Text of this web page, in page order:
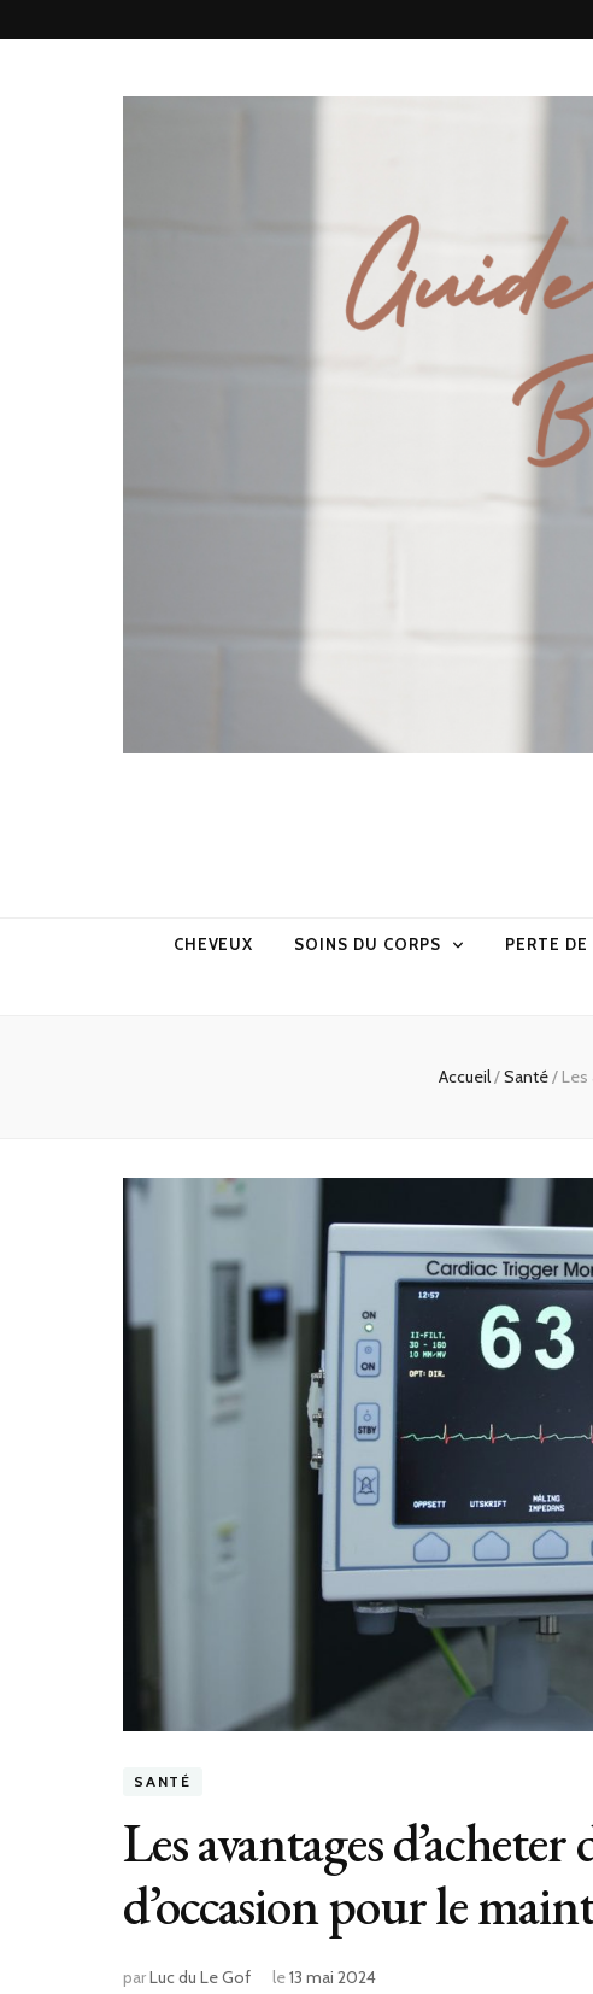
CHEVEUX SOINS DU CORPS PERTE
Accueil/Santé/ Les
SANTÉ
Les avantages
d’occasion pour le
parLuc du Le Gof le13 mai 2024